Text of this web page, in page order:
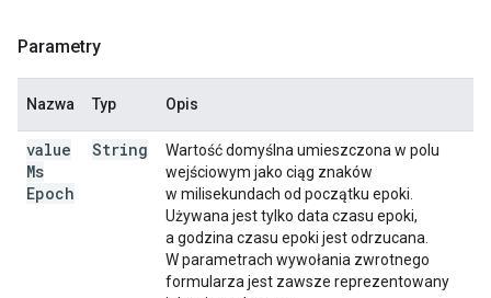
Parametry
Nazwa Typ Opis
value
Ms
Epoch
String
Wartość domyślna umieszczona w polu
wejściowym jako ciąg znaków
w milisekundach od początku epoki.
Używana jest tylko data czasu epoki,
a godzina czasu epoki jest odrzucana.
W parametrach wywołania zwrotnego
formularza jest zawsze reprezentowany